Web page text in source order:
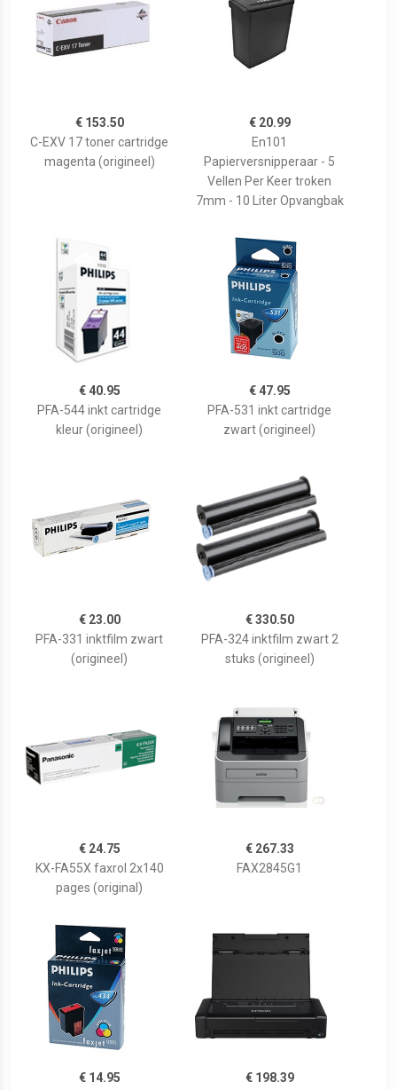
€ 153.50
C-EXV 17 toner cartridge
magenta (origineel)
€ 20.99
En101
Papierversnipperaar - 5
Vellen Per Keer troken
7mm - 10 Liter Opvangbak
€ 40.95
PFA-544 inkt cartridge
kleur (origineel)
€ 47.95
PFA-531 inkt cartridge
zwart (origineel)
€ 23.00
PFA-331 inktfilm zwart
(origineel)
€ 330.50
PFA-324 inktfilm zwart 2
stuks (origineel)
€ 24.75
KX-FA55X faxrol 2x140
pages (original)
€ 267.33
FAX2845G1
€ 14.95 € 198.39